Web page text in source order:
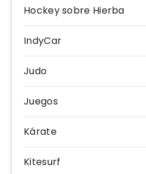
Hockey sobre Hierba
IndyCar
Judo
Juegos
Kárate
Kitesurf